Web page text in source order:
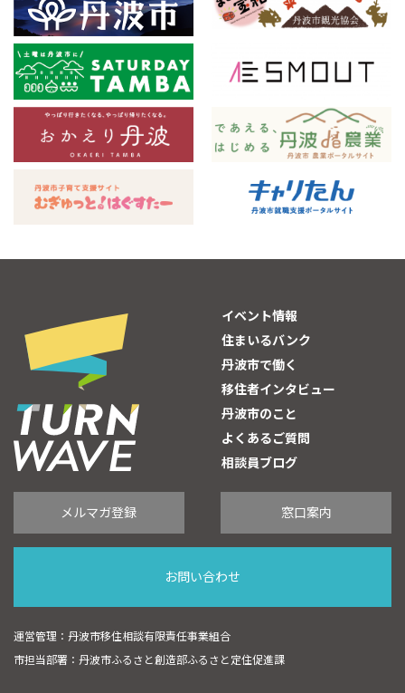
イベント情報
住まいるバンク
丹波市で働く
移住者インタビュー
丹波市のこと
よくあるご質問
相談員ブログ
メルマガ登録 窓口案内
お問い合わせ
運営管理：丹波市移住相談有限責任事業組合
市担当部署：丹波市ふるさと創造部ふるさと定住促進課